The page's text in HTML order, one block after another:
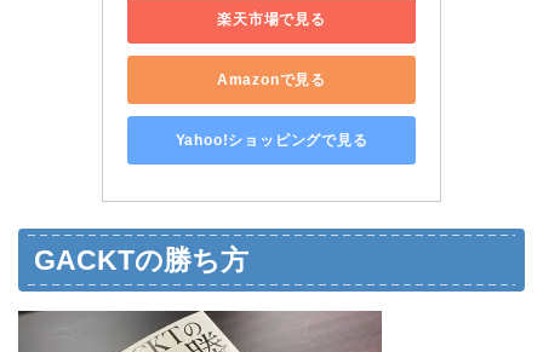
楽天市場で見る
Amazonで見る
Yahoo!ショッピングで見る
GACKTの勝ち方